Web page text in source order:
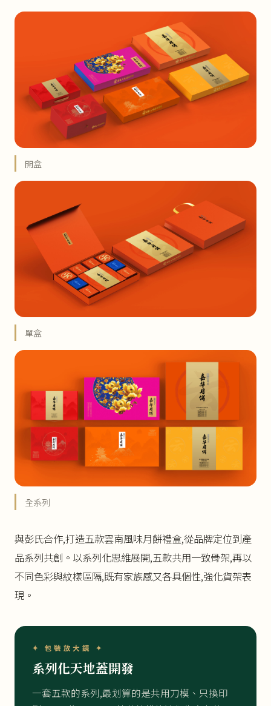
開盒
單盒
全系列
與彭氏合作,打造五款雲南風味月餅禮盒,從品牌定位到產
品系列共創。以系列化思維展開,五款共用一致骨架,再以
不同色彩與紋樣區隔,既有家族感又各具個性,強化貨架表
現。
✦ 包裝放大鏡 ✦
系列化天地蓋開發
一套五款的系列,最划算的是共用刀模、只換印